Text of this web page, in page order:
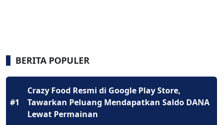
BERITA POPULER
#1
Crazy Food Resmi di Google Play Store,
Tawarkan Peluang Mendapatkan Saldo DANA
Lewat Permainan